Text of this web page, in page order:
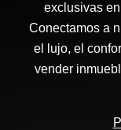
exclusivas
Conectamos a
el lujo, el
vender